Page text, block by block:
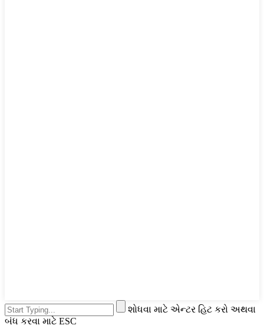
શોધવા માટે એન્ટર હિટ કરો અથવા
બંધ કરવા માટે ESC